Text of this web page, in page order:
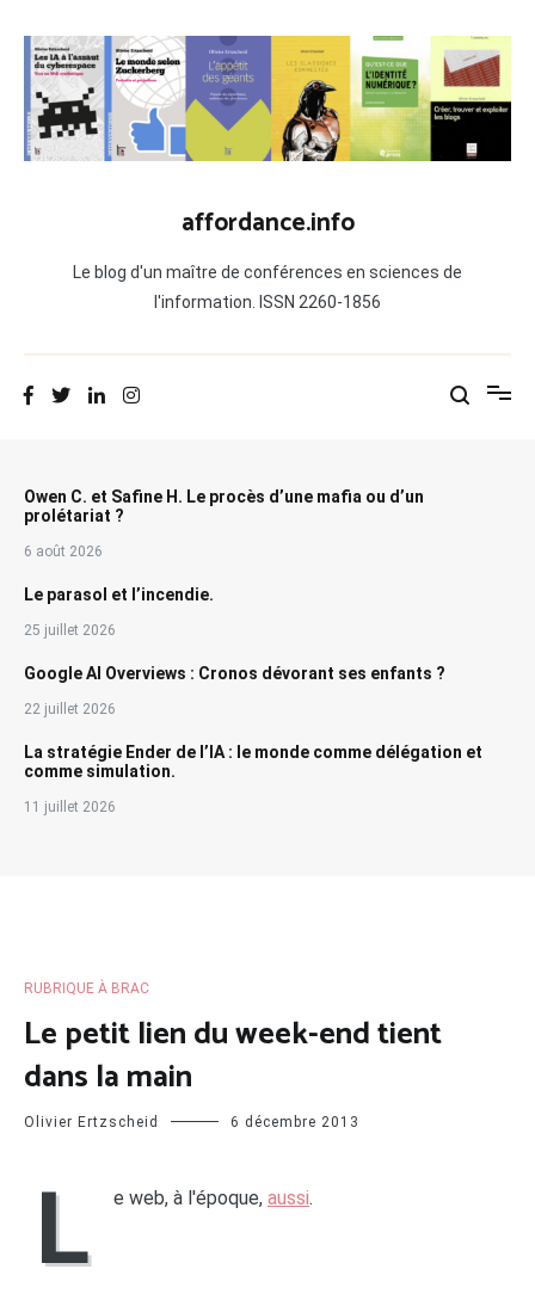
contenu
affordance.info
Le blog d'un maître de conférences en sciences de
l'information. ISSN 2260-1856
Owen C. et Safine H. Le procès d’une mafia ou d’un
prolétariat ?
6 août 2026
Le parasol et l’incendie.
25 juillet 2026
Google AI Overviews : Cronos dévorant ses enfants ?
22 juillet 2026
La stratégie Ender de l’IA : le monde comme délégation et
comme simulation.
11 juillet 2026
RUBRIQUE À BRAC
Le petit lien du week-end tient
dans la main
Olivier Ertzscheid 6 décembre 2013
L e web, à l'époque, aussi.